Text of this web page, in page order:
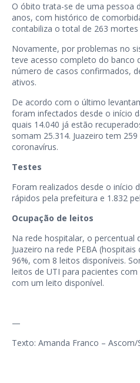
O óbito trata-se de uma pessoa
anos, com histórico de
contabiliza o total de 263 mortes
Novamente, por problemas no
teve acesso completo do banco
número de casos confirmados,
ativos.
De acordo com o último
foram infectados desde o início
quais 14.040 já estão
somam 25.314. Juazeiro tem
coronavírus.
Testes
Foram realizados desde o início
rápidos pela prefeitura e 1.832
Ocupação de leitos
Na rede hospitalar, o percentual
Juazeiro na rede PEBA
96%, com 8 leitos disponíveis.
leitos de UTI para pacientes
com um leito disponível.
—
Texto: Amanda Franco – Ascom/